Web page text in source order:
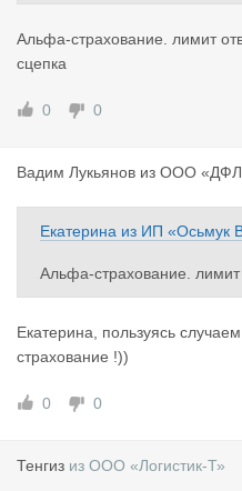
Альфа-страхование. лимит
сцепка
0 0
Вадим Лукьянов из ООО «ДФЛ
Екатерина из ИП «Осьмук
Альфа-страхование.
00 - сцепка
Екатерина, пользуясь
страхование !))
0 0
Тенгиз из ООО «Логистик-Т»